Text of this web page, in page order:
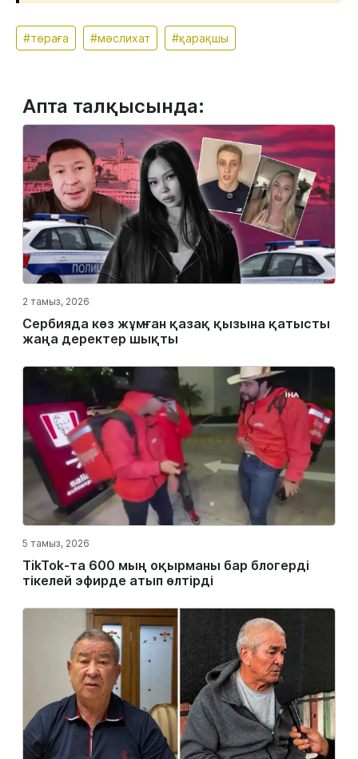
#төраға #мәслихат #қарақшы
Апта талқысында:
2 тамыз, 2026
Сербияда көз жұмған қазақ қызына қатысты
жаңа деректер шықты
5 тамыз, 2026
TikTok-та 600 мың оқырманы бар блогерді
тікелей эфирде атып өлтірді